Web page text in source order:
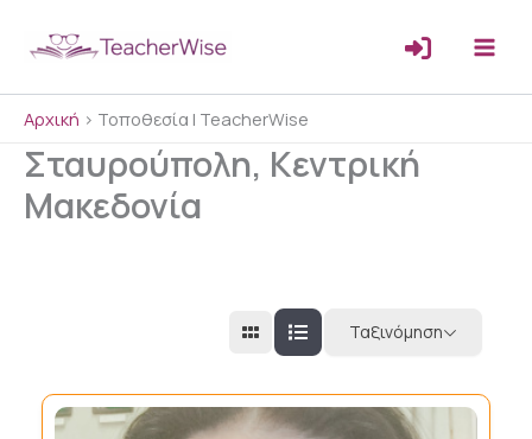
Αρχική > Τοποθεσία | TeacherWise
Σταυρούπολη, Κεντρική
Μακεδονία
Ταξινόμηση